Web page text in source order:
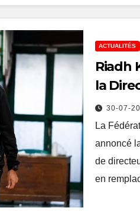
ACTUALITÉS
Riadh
la
30-07-
La
annoncé
de
en